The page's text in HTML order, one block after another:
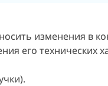
изменения в
его технических